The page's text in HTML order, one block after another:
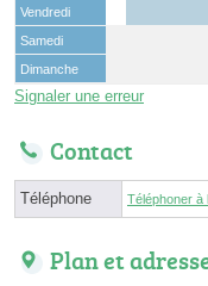
Vendredi
Samedi
Dimanche
Signaler une erreur
Contact
Téléphone Téléphoner à
Plan et